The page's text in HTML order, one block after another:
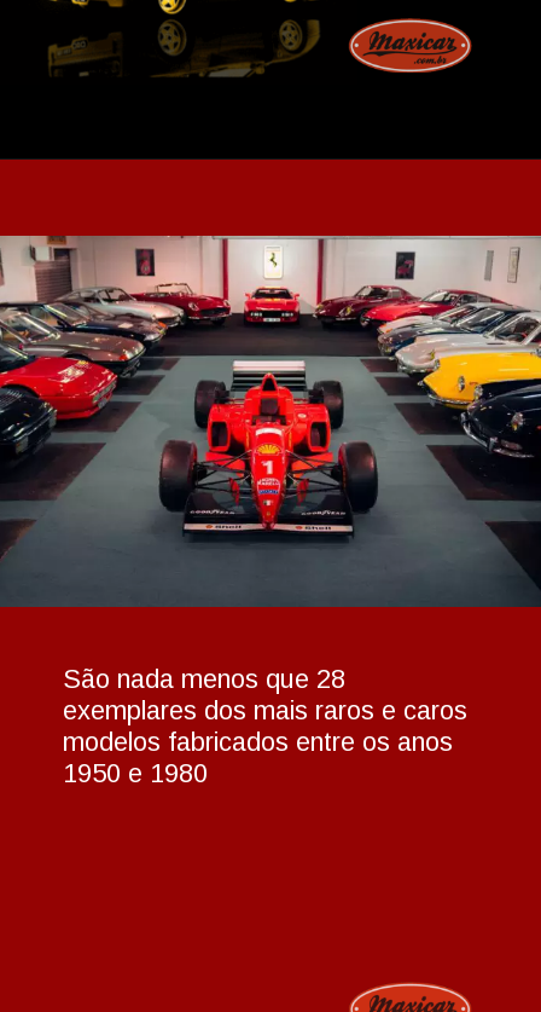
São nada menos que 28
exemplares dos mais raros e caros
modelos fabricados entre os anos
1950 e 1980